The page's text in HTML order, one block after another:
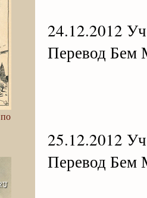
24.12.2012
Перевод Бем
25.12.2012
Перевод Бем